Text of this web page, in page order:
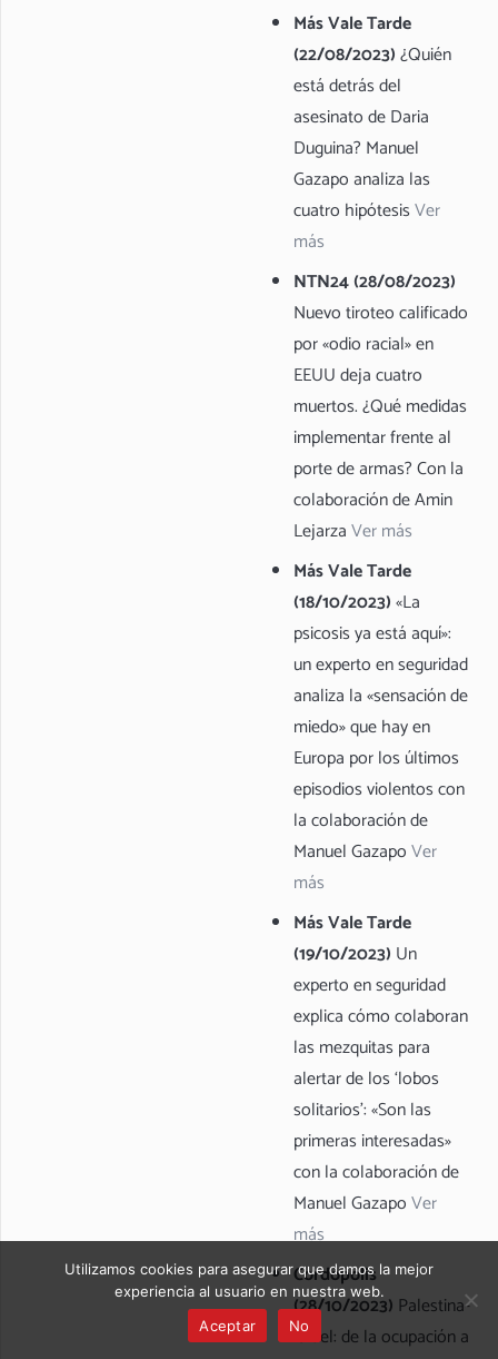
Más Vale Tarde
(22/08/2023)¿Quién
está detrás del
asesinato de Daria
Duguina? Manuel
Gazapo analiza las
cuatro hipótesisVer
más
NTN24 (28/08/2023)
Nuevo tiroteo calificado
por «odio racial» en
EEUU deja cuatro
muertos. ¿Qué medidas
implementar frente al
porte de armas? Con la
colaboración de Amin
LejarzaVer más
Más Vale Tarde
(18/10/2023)«La
psicosis ya está aquí»:
un experto en seguridad
analiza la «sensación de
miedo» que hay en
Europa por los últimos
episodios violentos con
la colaboración de
Manuel GazapoVer
más
Más Vale Tarde
(19/10/2023) Un
experto en seguridad
explica cómo colaboran
las mezquitas para
alertar de los ‘lobos
solitarios’: «Son las
primeras interesadas»
con la colaboración de
Manuel GazapoVer
más
Cordópolis
(28/10/2023) Palestina-
Israel: de la ocupación a
Utilizamos cookies para asegurar que damos la mejor
experiencia al usuario en nuestra web.
Aceptar
No